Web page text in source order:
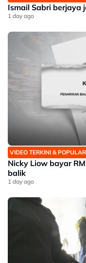
Ismail Sabri berjaya
1 day ago
VIDEO TERKINI & POPULAR
Nicky Liow bayar
balik
1 day ago